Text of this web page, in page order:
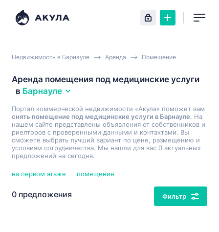
Недвижимость в Барнауле Аренда Помещение
Аренда помещения под медицинские услуги
в Барнауле
Портал коммерческой недвижимости «Акула» поможет вам
снять помещение под медицинские услуги в Барнауле. На
нашем сайте представлены объявления от собственников и
риелторов с проверенными данными и контактами. Вы
сможете выбрать лучший вариант по цене, размещению и
условиям сотрудничества. Мы нашли для вас 0 актуальных
предложений на сегодня.
на первом этаже помещение
0 предложения Фильтр